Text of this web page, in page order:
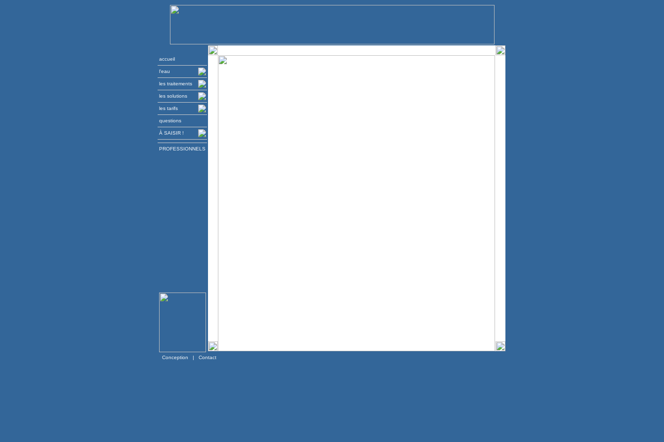
accueil
l'eau
les traitements
les solutions
les tarifs
questions
À SAISIR !
PROFESSIONNELS
Conception | Contact